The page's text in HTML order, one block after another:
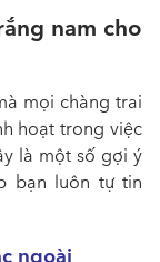
nam cho
mọi chàng trai
hoạt trong việc
là một số gợi ý
bạn luôn tự tin